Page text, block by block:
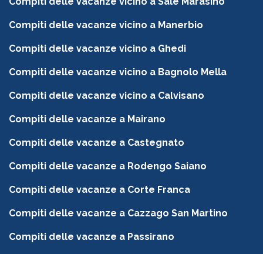
Compiti delle vacanze vicino a Manerbio
Compiti delle vacanze vicino a Ghedi
Compiti delle vacanze vicino a Bagnolo Mella
Compiti delle vacanze vicino a Calvisano
Compiti delle vacanze a Mairano
Compiti delle vacanze a Castegnato
Compiti delle vacanze a Rodengo Saiano
Compiti delle vacanze a Corte Franca
Compiti delle vacanze a Cazzago San Martino
Compiti delle vacanze a Passirano